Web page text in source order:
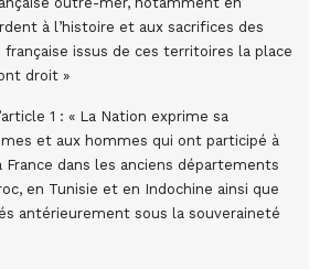
à l’histoire et aux sacrifices des
issus de ces territoires la place
droit »
1 : « La Nation exprime sa
et aux hommes qui ont participé à
dans les anciens départements
en Tunisie et en Indochine ainsi que
antérieurement sous la souveraineté